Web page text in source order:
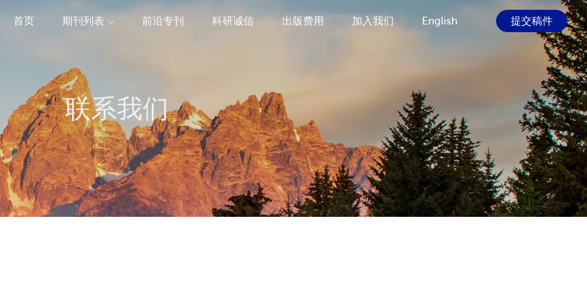
首页 期刊列表 前沿专刊 科研诚信 出版费用 加入我们 English 提交稿件
联系我们